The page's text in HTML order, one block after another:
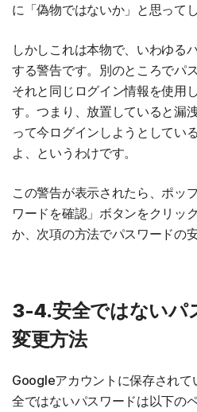
に「偽物ではないか」と思って
しかしこれは本物で、いわゆる
する警告です。別のところでパ
それと同じログイン情報を使用
す。つまり、放置していると漏
って今ログインしようとしてい
よ、というわけです。
この警告が表示されたら、ポッ
ワードを確認」ボタンをクリッ
か、次項の方法でパスワードの
3-4.安全ではないパ
変更方法
Googleアカウントに保存され
全ではないパスワードは以下の